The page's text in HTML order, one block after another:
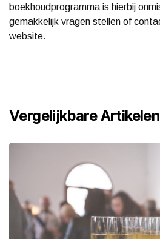
boekhoudprogramma is hierbij
gemakkelijk vragen stellen of
website.
Vergelijkbare Artikelen